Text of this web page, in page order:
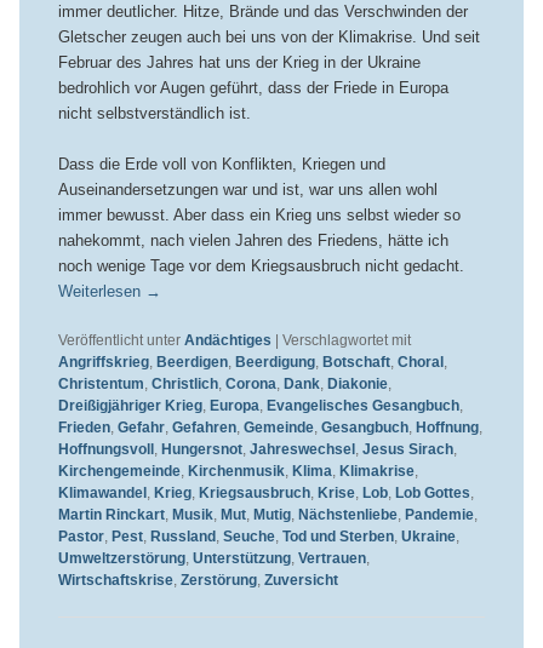
immer deutlicher. Hitze, Brände und das Verschwinden der
Gletscher zeugen auch bei uns von der Klimakrise. Und seit
Februar des Jahres hat uns der Krieg in der Ukraine
bedrohlich vor Augen geführt, dass der Friede in Europa
nicht selbstverständlich ist.
Dass die Erde voll von Konflikten, Kriegen und
Auseinandersetzungen war und ist, war uns allen wohl
immer bewusst. Aber dass ein Krieg uns selbst wieder so
nahekommt, nach vielen Jahren des Friedens, hätte ich
noch wenige Tage vor dem Kriegsausbruch nicht gedacht.
Weiterlesen →
Veröffentlicht unter Andächtiges
Verschlagwortet mit
Angriffskrieg, Beerdigen, Beerdigung, Botschaft, Choral ,
Christentum, Christlich, Corona, Dank, Diakonie,
Dreißigjähriger Krieg, Europa, Evangelisches Gesangbuch,
Frieden, Gefahr, Gefahren, Gemeinde, Gesangbuch, Hoffnung,
Hoffnungsvoll , Hungersnot, Jahreswechsel , Jesus Sirach,
Kirchengemeinde, Kirchenmusik, Klima, Klimakrise,
Klimawandel , Krieg, Kriegsausbruch, Krise, Lob, Lob Gottes,
Martin Rinckart, Musik, Mut, Mutig, Nächstenliebe, Pandemie,
Pastor, Pest, Russland , Seuche, Tod und Sterben, Ukraine,
Umweltzerstörung, Unterstützung, Vertrauen,
Wirtschaftskrise, Zerstörung, Zuversicht